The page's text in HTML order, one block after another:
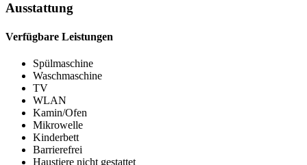
Ausstattung
Verfügbare Leistungen
Spülmaschine
Waschmaschine
TV
WLAN
Kamin/Ofen
Mikrowelle
Kinderbett
Barrierefrei
Haustiere nicht gestattet